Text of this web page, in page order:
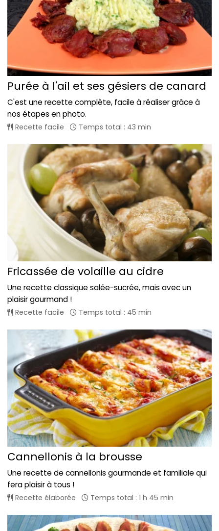
Purée à l'ail et ses gésiers de canard
C'est une recette complète, facile à réaliser grâce à
nos étapes en photo.
Recette facile Temps total : 43 min
Fricassée de volaille au cidre
Une recette classique salée-sucrée, mais avec un
plaisir gourmand !
Recette facile Temps total : 45 min
Cannellonis à la brousse
Une recette de cannellonis gourmande et familiale qui
fera plaisir à tous !
Recette élaborée Temps total : 1 h 45 min